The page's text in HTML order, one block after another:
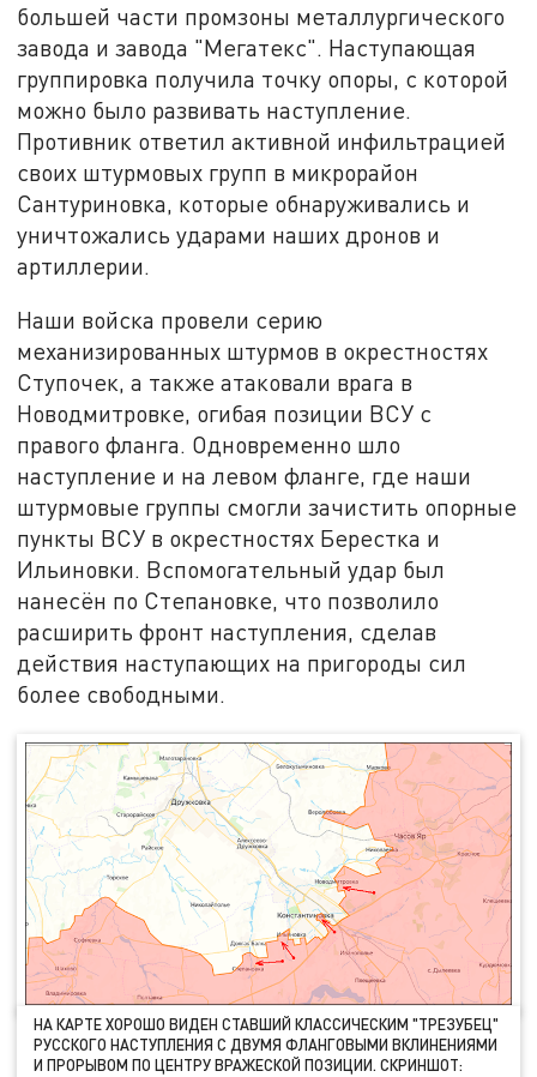
большей части промзоны металлургического
завода и завода "Мегатекс". Наступающая
группировка получила точку опоры, с которой
можно было развивать наступление.
Противник ответил активной инфильтрацией
своих штурмовых групп в микрорайон
Сантуриновка, которые обнаруживались и
уничтожались ударами наших дронов и
артиллерии.
Наши войска провели серию
механизированных штурмов в окрестностях
Ступочек, а также атаковали врага в
Новодмитровке, огибая позиции ВСУ с
правого фланга. Одновременно шло
наступление и на левом фланге, где наши
штурмовые группы смогли зачистить опорные
пункты ВСУ в окрестностях Берестка и
Ильиновки. Вспомогательный удар был
нанесён по Степановке, что позволило
расширить фронт наступления, сделав
действия наступающих на пригороды сил
более свободными.
НА КАРТЕ ХОРОШО ВИДЕН СТАВШИЙ КЛАССИЧЕСКИМ "ТРЕЗУБЕЦ"
РУССКОГО НАСТУПЛЕНИЯ С ДВУМЯ ФЛАНГОВЫМИ ВКЛИНЕНИЯМИ
И ПРОРЫВОМ ПО ЦЕНТРУ ВРАЖЕСКОЙ ПОЗИЦИИ. СКРИНШОТ: